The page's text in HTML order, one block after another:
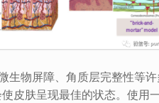
生物屏障、角质层完整性等
皮肤呈现最佳的状态。使用